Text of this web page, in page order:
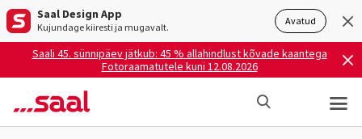
Saal Design App
Kujundage kiiresti ja mugavalt. Avatud
Saali 45. sünnipäev jätkub: 45 % allahindlust kõvade kaantega
Fotoraamatutele kuni 12.08.2026